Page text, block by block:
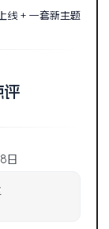
线 + 一套新主题
评
日